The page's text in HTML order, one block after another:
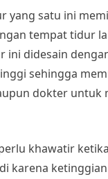
yang satu ini
tempat tidur
ini didesain
sehingga
dokter untuk
khawatir
karena